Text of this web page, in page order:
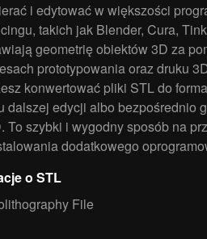
i edytować w większości
takich jak Blender, Cura,
geometrię obiektów 3D za
prototypowania oraz druku
konwertować pliki STL do
dalszej edycji albo bezpośrednio
To szybki i wygodny sposób na
dodatkowego
o STL
File